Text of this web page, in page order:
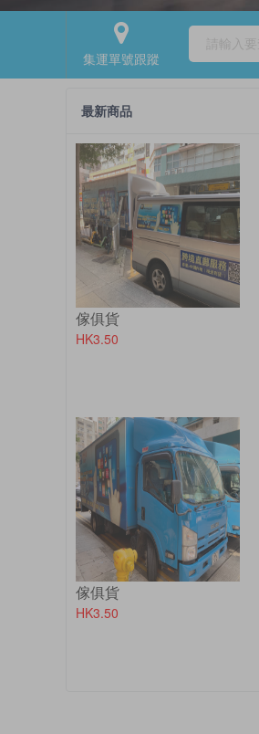
集運單號跟蹤
最新商品
傢俱貨
HK3.50
傢俱貨
HK3.50